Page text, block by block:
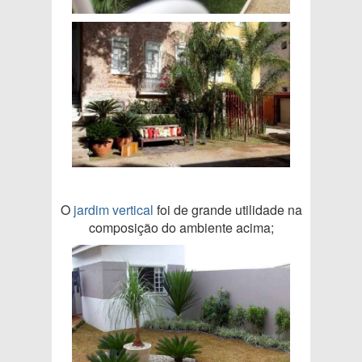
O jardim vertical foi de grande utilidade na
composição do ambiente acima;